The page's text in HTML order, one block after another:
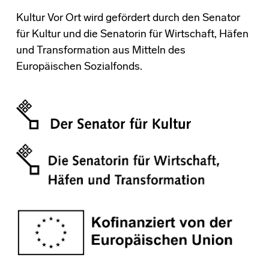
Kultur Vor Ort wird gefördert durch den Senator
für Kultur und die Senatorin für Wirtschaft, Häfen
und Transformation aus Mitteln des
Europäischen Sozialfonds.